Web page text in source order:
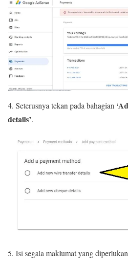
4. Seterusnya tekan pada bahagian
details’.
5. Isi segala maklumat yang diperlukan